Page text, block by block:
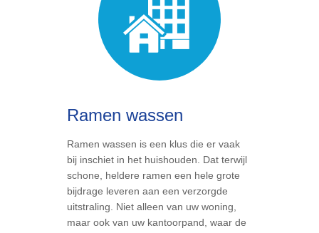
Ramen wassen
Ramen wassen is een klus die er vaak
bij inschiet in het huishouden. Dat terwijl
schone, heldere ramen een hele grote
bijdrage leveren aan een verzorgde
uitstraling. Niet alleen van uw woning,
maar ook van uw kantoorpand, waar de